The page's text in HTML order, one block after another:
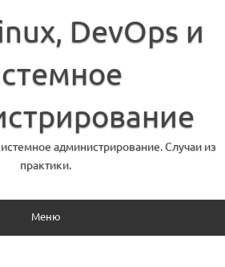
DevOps и
администрирование. Случаи из
практики.
Меню